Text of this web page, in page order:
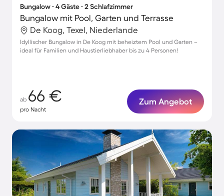
Bungalow ∙ 4 Gäste ∙ 2 Schlafzimmer
Bungalow mit Pool, Garten und Terrasse
De Koog, Texel, Niederlande
Idyllischer Bungalow in De Koog mit beheiztem Pool und Garten –
ideal für Familien und Haustierliebhaber bis zu 4 Personen!
ab 66 €
pro Nacht
Zum Angebot